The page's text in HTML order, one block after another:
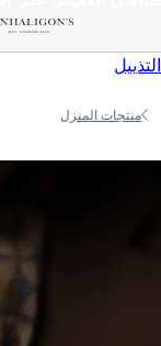
الانتقال إلى الترويسة
التذييل
منتجات المنزل